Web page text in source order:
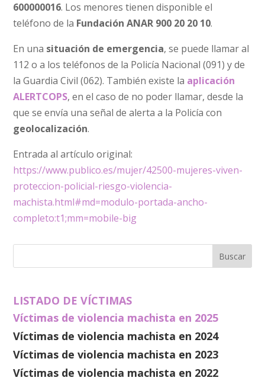
600000016. Los menores tienen disponible el
teléfono de la Fundación ANAR 900 20 20 10.
En una situación de emergencia, se puede llamar al
112 o a los teléfonos de la Policía Nacional (091) y de
la Guardia Civil (062). También existe la aplicación
ALERTCOPS, en el caso de no poder llamar, desde la
que se envía una señal de alerta a la Policía con
geolocalización.
Entrada al artículo original:
https://www.publico.es/mujer/42500-mujeres-viven-
proteccion-policial-riesgo-violencia-
machista.html#md=modulo-portada-ancho-
completo:t1;mm=mobile-big
LISTADO DE VÍCTIMAS
Víctimas de violencia machista en 2025
Víctimas de violencia machista en 2024
Víctimas de violencia machista en 2023
Víctimas de violencia machista en 2022